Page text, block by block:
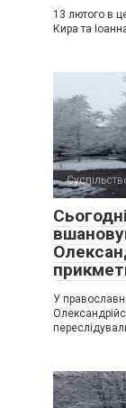
13 лютого в
Кира та
У